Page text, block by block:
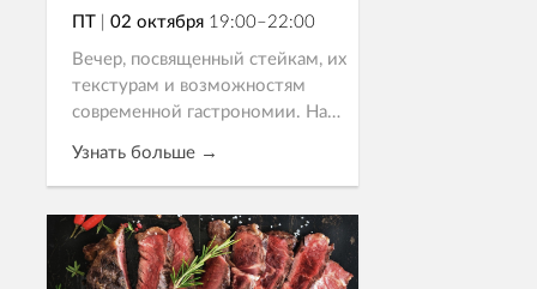
ПТ | 02 октября 19:00–22:00
Вечер, посвященный стейкам, их
текстурам и возможностям
современной гастрономии. На
шницель из стриплойна,
японское якинику из рибая и
тартар в азиатском стиле.
Каждое б...
Узнать больше →
Записаться